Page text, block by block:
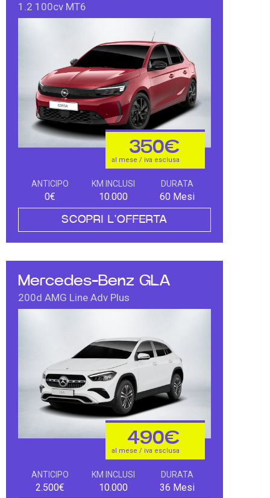
1.2 100cv MT6
350€
al mese / iva esclusa
ANTICIPO
0€
KM INCLUSI
10.000
DURATA
60 Mesi
SCOPRI L'OFFERTA
Mercedes-Benz GLA
200d AMG Line Adv Plus
490€
al mese / iva esclusa
ANTICIPO
2.500€
KM INCLUSI
10.000
DURATA
36 Mesi